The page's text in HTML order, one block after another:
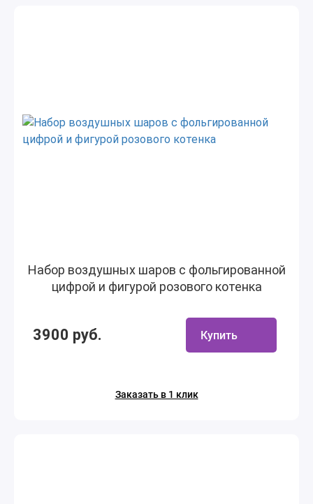
Набор воздушных шаров с фольгированной
цифрой и фигурой розового котенка
3900 руб. Купить
Заказать в 1 клик